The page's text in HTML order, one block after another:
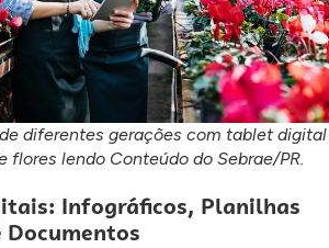
diferentes gerações com tablet digital
flores lendo Conteúdo do Sebrae/PR.
Infográficos, Planilhas
Documentos